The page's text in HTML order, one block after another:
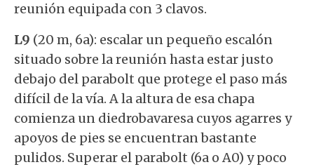
reunión equipada con 3 clavos.
L9 (20 m, 6a): escalar un pequeño escalón
situado sobre la reunión hasta estar justo
debajo del parabolt que protege el paso más
difícil de la vía. A la altura de esa chapa
comienza un diedrobavaresa cuyos agarres y
apoyos de pies se encuentran bastante
pulidos. Superar el parabolt (6a o A0) y poco